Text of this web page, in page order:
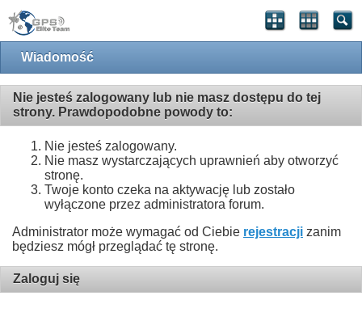
Wiadomość
Nie jesteś zalogowany lub nie masz dostępu do tej
strony. Prawdopodobne powody to:
Nie jesteś zalogowany.
Nie masz wystarczających uprawnień aby otworzyć
stronę.
Twoje konto czeka na aktywację lub zostało
wyłączone przez administratora forum.
Administrator może wymagać od Ciebie rejestracji zanim
będziesz mógł przeglądać tę stronę.
Zaloguj się